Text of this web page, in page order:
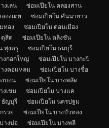
งเลน
ซ่อมเปียโน คลองสาน
องเตย
ซ่อมเปียโน คันนายาว
ทอง
ซ่อมเปียโน ดอนเมือง
สิต
ซ่อมเปียโน ตลิ่งชัน
ทุ่งครุ
ซ่อมเปียโน ธนบุรี
งกอกใหญ่
ซ่อมเปียโน บางกะปิ
งคอแหลม
ซ่อมเปียโน บางซื่อ
บอน
ซ่อมเปียโน บางพลัด
งเขน
ซ่อมเปียโน บางแค
ธัญบุรี
ซ่อมเปียโน นครปฐม
รวย
ซ่อมเปียโน บางบัวทอง
างบ่อ
ซ่อมเปียโน บางพลี